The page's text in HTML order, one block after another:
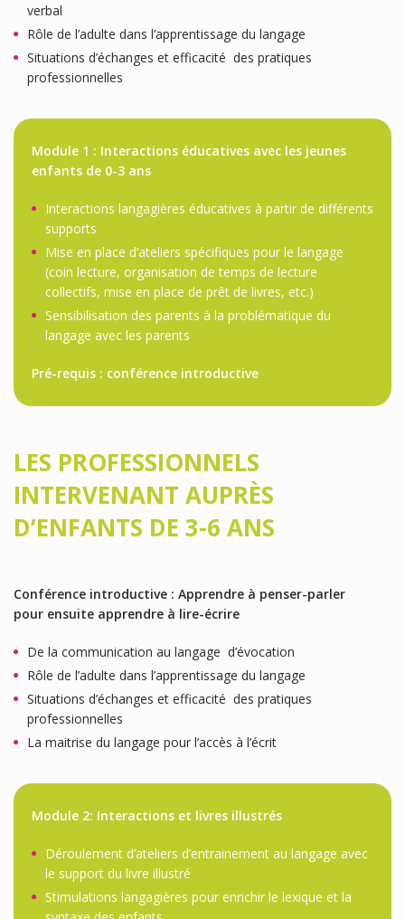
verbal
Rôle de l’adulte dans l’apprentissage du langage
Situations d’échanges et efficacité des pratiques
professionnelles
Module 1 : Interactions éducatives avec les jeunes
enfants de 0-3 ans
Interactions langagières éducatives à partir de différents
supports
Mise en place d’ateliers spécifiques pour le langage
(coin lecture, organisation de temps de lecture
collectifs, mise en place de prêt de livres, etc.)
Sensibilisation des parents à la problématique du
langage avec les parents
Pré-requis : conférence introductive
LES PROFESSIONNELS
INTERVENANT AUPRÈS
D’ENFANTS DE 3-6 ANS
Conférence introductive : Apprendre à penser-parler
pour ensuite apprendre à lire-écrire
De la communication au langage d’évocation
Rôle de l’adulte dans l’apprentissage du langage
Situations d’échanges et efficacité des pratiques
professionnelles
La maitrise du langage pour l’accès à l’écrit
Module 2: Interactions et livres illustrés
Déroulement d’ateliers d’entrainement au langage avec
le support du livre illustré
Stimulations langagières pour enrichir le lexique et la